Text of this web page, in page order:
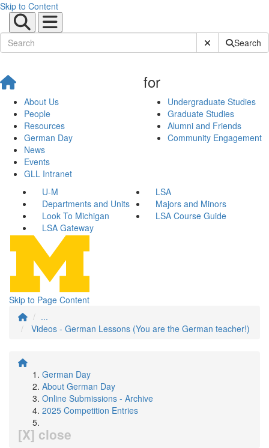
Skip to Content
Submit SiteSearch
About Us
People
Resources
German Day
News
Events
GLL Intranet
for
Undergraduate Studies
Graduate Studies
Alumni and Friends
Community Engagement
U-M
LSA
Departments and Units
Majors and Minors
Look To Michigan
LSA Course Guide
LSA Gateway
Skip to Page Content
...
Videos - German Lessons (You are the German teacher!)
German Day
About German Day
Online Submissions - Archive
2025 Competition Entries
[X] close